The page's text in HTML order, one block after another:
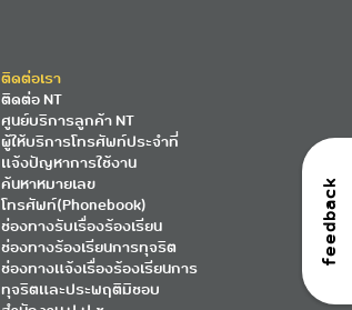
feedback
ติดต่อเรา
ติดต่อ NT
ศูนย์บริการลูกค้า NT
ผู้ให้บริการโทรศัพท์ประจำที่
แจ้งปัญหาการใช้งาน
ค้นหาหมายเลข
โทรศัพท์(Phonebook)
ช่องทางรับเรื่องร้องเรียน
ช่องทางร้องเรียนการทุจริต
ช่องทางแจ้งเรื่องร้องเรียนการ
ทุจริตและประพฤติมิชอบ